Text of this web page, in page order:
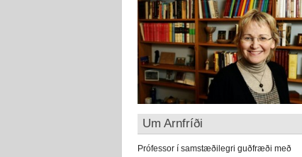
Um Arnfríði
Prófessor í samstæðilegri guðfræði með